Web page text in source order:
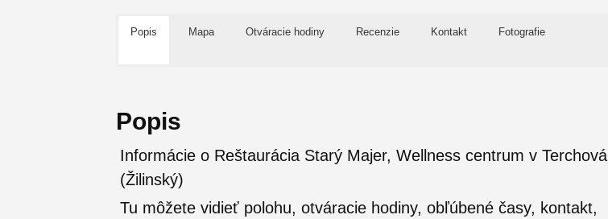
Popis Mapa Otváracie hodiny Recenzie Kontakt Fotografie
Popis
Informácie o Reštaurácia Starý Majer, Wellness centrum v Terchová
(Žilinský)
Tu môžete vidieť polohu, otváracie hodiny, obľúbené časy, kontakt,